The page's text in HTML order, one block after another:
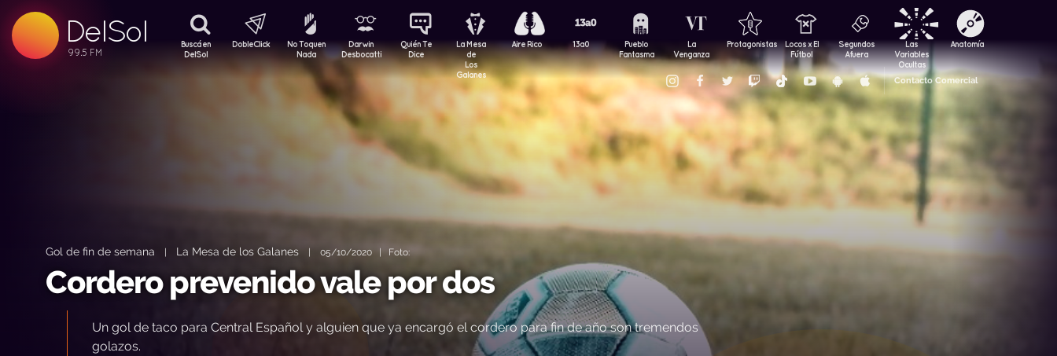
DelSol
99.5 FM
Buscá en
DelSol
DobleClick
No Toquen
Nada
Darwin
Desbocatti
Quién Te
Dice
La Mesa
de
Los
Galanes
Aire Rico 13a0
Pueblo
Fantasma
La
Venganza
Protagonistas
Locos x El
Fútbol
Segundos
Afuera
Las
Variables
Ocultas
Anatomía
Contacto Comercial
Gol de fin de semana | La Mesa de los Galanes | 05/10/2020 | Foto:
Cordero prevenido vale por dos
Un gol de taco para Central Español y alguien que ya encargó el cordero para fin de año son tremendos
golazos.